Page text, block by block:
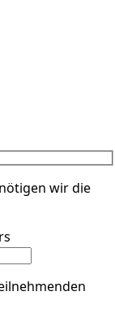
wir die